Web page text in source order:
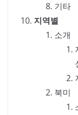
기타
지역별
소개
북미